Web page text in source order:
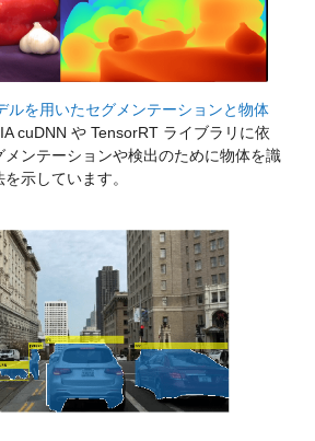
ルを用いたセグメンテーションと物体
cuDNN や TensorRT ライブラリに依
ンテーションや検出のために物体を識
示しています。